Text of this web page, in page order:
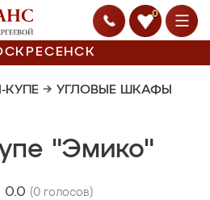
0
→ УГЛОВЫЕ ШКАФЫ
"Эмико"
0.0 (0 голосов)